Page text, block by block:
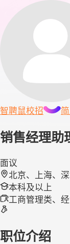
智聘鼠校招
销售经理助
面议
北京、上海、深
本科及以上
工商管理类、
职位介绍